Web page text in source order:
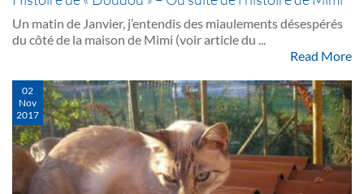
Un matin de Janvier, j’entendis des miaulements désespérés
du côté de la maison de Mimi (voir article du ...
Read More
02
Nov
2017